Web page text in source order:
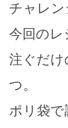
チャレン
今回の
注ぐだけ
つ。
ポリ袋